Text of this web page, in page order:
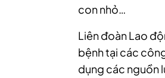
con nhỏ…
Liên đoàn Lao
bệnh tại các
dụng các nguồn